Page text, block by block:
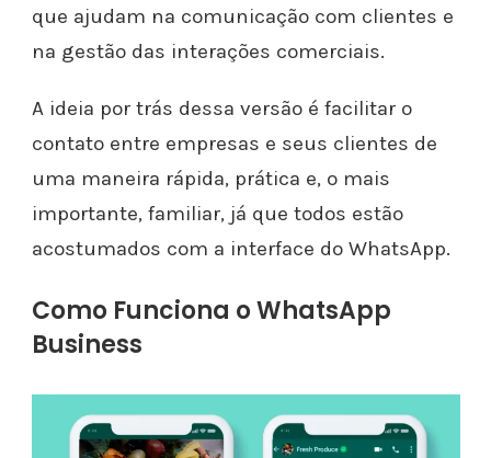
que ajudam na comunicação com clientes e
na gestão das interações comerciais.
A ideia por trás dessa versão é facilitar o
contato entre empresas e seus clientes de
uma maneira rápida, prática e, o mais
importante, familiar, já que todos estão
acostumados com a interface do WhatsApp.
Como Funciona o WhatsApp
Business